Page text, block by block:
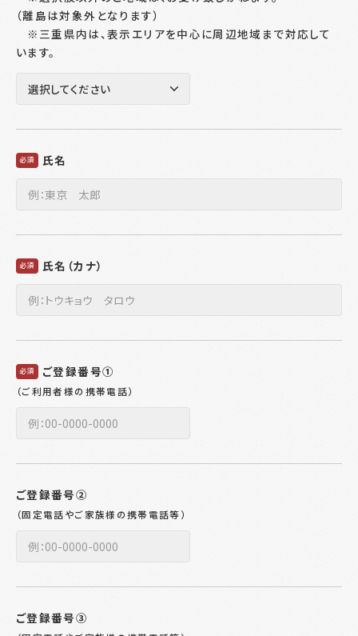
（離島は対象外となります）
※三重県内は、表示エリアを中心に周辺地域まで対応して
います。
必須 氏名
必須 氏名（カナ）
必須 ご登録番号①
（ご利用者様の携帯電話）
ご登録番号②
（固定電話やご家族様の携帯電話等）
ご登録番号③